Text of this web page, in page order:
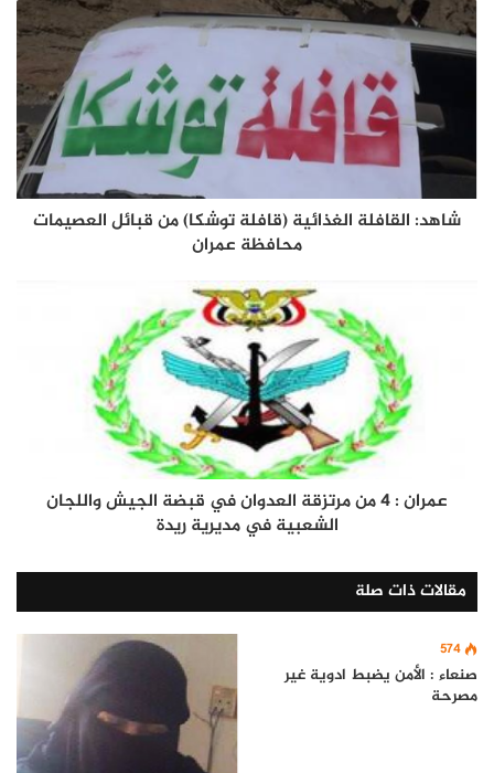
شاهد: القافلة الغذائية (قافلة توشكا) من قبائل العصيمات
محافظة عمران
عمران : 4 من مرتزقة العدوان في قبضة الجيش واللجان
الشعبية في مديرية ريدة
مقالات ذات صلة
574
صنعاء : الأمن يضبط ادوية غير
مصرحة